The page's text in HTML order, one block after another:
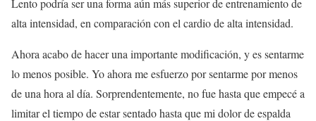
Lento podría ser una forma aún más superior de entrenamiento de
alta intensidad, en comparación con el cardio de alta intensidad.
Ahora acabo de hacer una importante modificación, y es sentarme
lo menos posible. Yo ahora me esfuerzo por sentarme por menos
de una hora al día. Sorprendentemente, no fue hasta que empecé a
limitar el tiempo de estar sentado hasta que mi dolor de espalda